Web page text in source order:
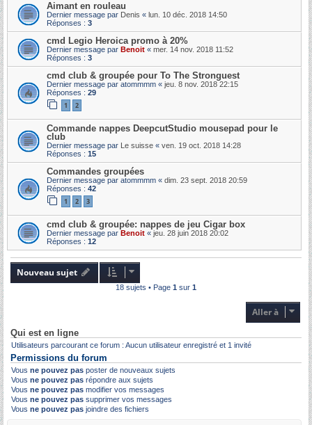
Aimant en rouleau
Dernier message par Denis « lun. 10 déc. 2018 14:50
Réponses : 3
cmd Legio Heroica promo à 20%
Dernier message par Benoit « mer. 14 nov. 2018 11:52
Réponses : 3
cmd club & groupée pour To The Stronguest
Dernier message par atommmm « jeu. 8 nov. 2018 22:15
Réponses : 29
1 2
Commande nappes DeepcutStudio mousepad pour le
club
Dernier message par Le suisse « ven. 19 oct. 2018 14:28
Réponses : 15
Commandes groupées
Dernier message par atommmm « dim. 23 sept. 2018 20:59
Réponses : 42
1 2 3
cmd club & groupée: nappes de jeu Cigar box
Dernier message par Benoit « jeu. 28 juin 2018 20:02
Réponses : 12
Nouveau sujet
18 sujets • Page 1 sur 1
Aller à
Qui est en ligne
Utilisateurs parcourant ce forum : Aucun utilisateur enregistré et 1 invité
Permissions du forum
Vous ne pouvez pas poster de nouveaux sujets
Vous ne pouvez pas répondre aux sujets
Vous ne pouvez pas modifier vos messages
Vous ne pouvez pas supprimer vos messages
Vous ne pouvez pas joindre des fichiers